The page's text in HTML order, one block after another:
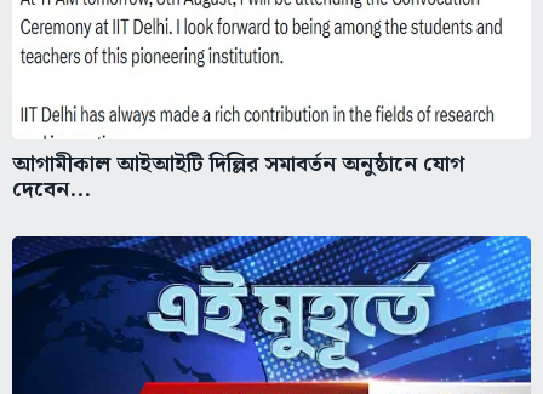
আগামীকাল আইআইটি দিল্লির সমাবর্তন অনুষ্ঠানে যোগ
দেবেন...